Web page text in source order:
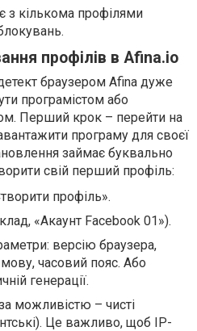
з кількома профілями
профілів в Afina.io
браузером Afina дуже
програмістом або
Перший крок – перейти на
програму для своєї
займає буквально
свій перший профіль:
профіль».
«Акаунт Facebook 01»).
версію браузера,
часовий пояс. Або
генерації.
можливістю – чисті
Це важливо, щоб IP-